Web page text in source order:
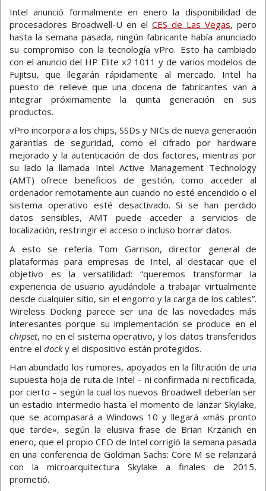
Intel anunció formalmente en enero la disponibilidad de
procesadores Broadwell-U en el CES de Las Vegas, pero
hasta la semana pasada, ningún fabricante había anunciado
su compromiso con la tecnología vPro. Esto ha cambiado
con el anuncio del HP Elite x2 1011 y de varios modelos de
Fujitsu, que llegarán rápidamente al mercado. Intel ha
puesto de relieve que una docena de fabricantes van a
integrar próximamente la quinta generación en sus
productos.
vPro incorpora a los chips, SSDs y NICs de nueva generación
garantías de seguridad, como el cifrado por hardware
mejorado y la autenticación de dos factores, mientras por
su lado la llamada Intel Active Management Technology
(AMT) ofrece beneficios de gestión, como acceder al
ordenador remotamente aun cuando no esté encendido o el
sistema operativo esté desactivado. Si se han perdido
datos sensibles, AMT puede acceder a servicios de
localización, restringir el acceso o incluso borrar datos.
A esto se refería Tom Garrison, director general de
plataformas para empresas de Intel, al destacar que el
objetivo es la versatilidad: “queremos transformar la
experiencia de usuario ayudándole a trabajar virtualmente
desde cualquier sitio, sin el engorro y la carga de los cables”.
Wireless Docking parece ser una de las novedades más
interesantes porque su implementación se produce en el
chipset, no en el sistema operativo, y los datos transferidos
entre el docky el dispositivo están protegidos.
Han abundado los rumores, apoyados en la filtración de una
supuesta hoja de ruta de Intel – ni confirmada ni rectificada,
por cierto – según la cual los nuevos Broadwell deberían ser
un estadio intermedio hasta el momento de lanzar Skylake,
que se acompasará a Windows 10 y llegará «más pronto
que tarde», según la elusiva frase de Brian Krzanich en
enero, que el propio CEO de Intel corrigió la semana pasada
en una conferencia de Goldman Sachs: Core M se relanzará
con la microarquitectura Skylake a finales de 2015,
prometió.